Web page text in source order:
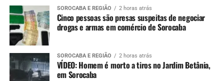
SOROCABA E REGIÃO 2 horas atrás
Cinco pessoas são presas suspeitas de negociar
drogas e armas em comércio de Sorocaba
SOROCABA E REGIÃO 2 horas atrás
VÍDEO: Homem é morto a tiros no Jardim Betânia,
em Sorocaba